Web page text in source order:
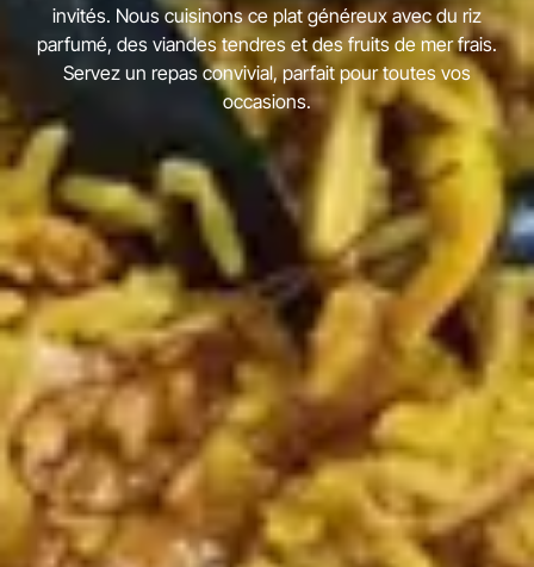
invités. Nous cuisinons ce plat généreux avec du riz
parfumé, des viandes tendres et des fruits de mer frais.
Servez un repas convivial, parfait pour toutes vos
occasions.